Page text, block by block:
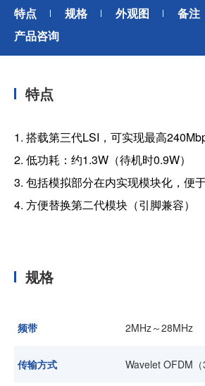
特点 规格 外观图 备注
产品咨询
特点
1. 搭载第三代LSI，可实现最高
2. 低功耗：约1.3W（待机时0.9W）
3. 包括模拟部分在内实现模块化，便于
4. 方便替换第二代模块（引脚兼容）
规格
频带 2MHz～28MHz
传输方式 Wavelet OFDM（